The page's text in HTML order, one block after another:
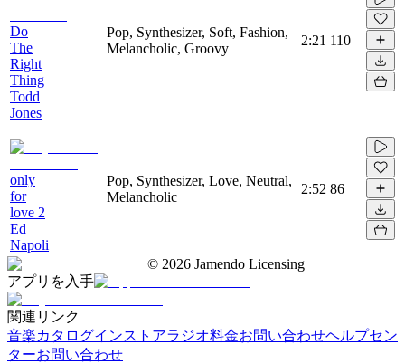
Do
The
Right
Thing
Todd
Jones
Pop, Synthesizer, Soft, Fashion,
Melancholic, Groovy
2:21 110
only
for
love 2
Ed
Napoli
Pop, Synthesizer, Love, Neutral,
Melancholic
2:52 86
© 2026 Jamendo Licensing
アプリを入手
関連リンク
音楽カタログインストアラジオ料金お問い合わせヘルプセン
ターお問い合わせ